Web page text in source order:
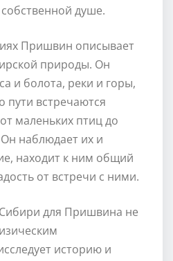
душе.
Пришвин описывает
природы. Он
и болота, реки и горы,
пути встречаются
маленьких птиц до
наблюдает их и
находит к ним общий
от встречи с ними.
для Пришвина не
историю и